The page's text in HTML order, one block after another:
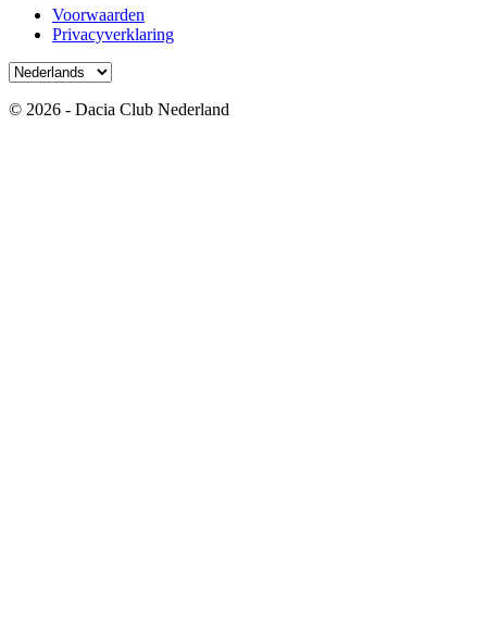
Voorwaarden
Privacyverklaring
© 2026 - Dacia Club Nederland